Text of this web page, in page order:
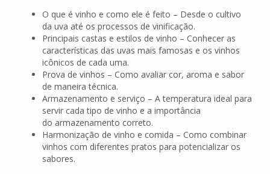
O que é vinho e como ele é feito – Desde o cultivo
da uva até os processos de vinificação.
Principais castas e estilos de vinho – Conhecer as
características das uvas mais famosas e os vinhos
icônicos de cada uma.
Prova de vinhos – Como avaliar cor, aroma e sabor
de maneira técnica.
Armazenamento e serviço – A temperatura ideal para
servir cada tipo de vinho e a importância
do armazenamento correto.
Harmonização de vinho e comida – Como combinar
vinhos com diferentes pratos para potencializar os
sabores.